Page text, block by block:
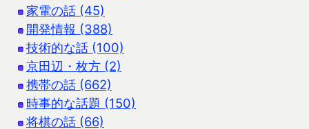
家電の話 (45)
開発情報 (388)
技術的な話 (100)
京田辺・枚方 (2)
携帯の話 (662)
時事的な話題 (150)
将棋の話 (66)